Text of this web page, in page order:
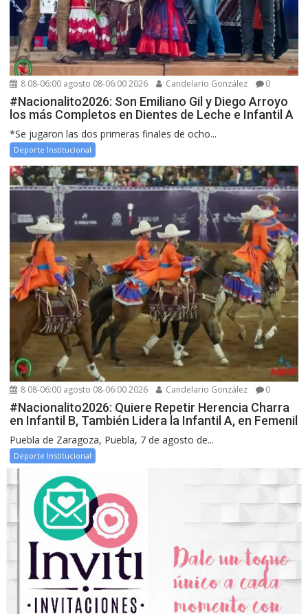
8 08-06:00 agosto 08-06:00 2026 Candelario González 0
#Nacionalito2026: Son Emiliano Gil y Diego Arroyo
los más Completos en Dientes de Leche e Infantil A
*Se jugaron las dos primeras finales de ocho...
Deporte Institucional
8 08-06:00 agosto 08-06:00 2026 Candelario González 0
#Nacionalito2026: Quiere Repetir Herencia Charra
en Infantil B, También Lidera la Infantil A, en Femenil
Puebla de Zaragoza, Puebla, 7 de agosto de...
Deporte Institucional